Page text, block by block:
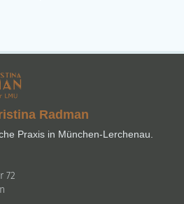
Radman
Praxis in München-Lerchenau.
72